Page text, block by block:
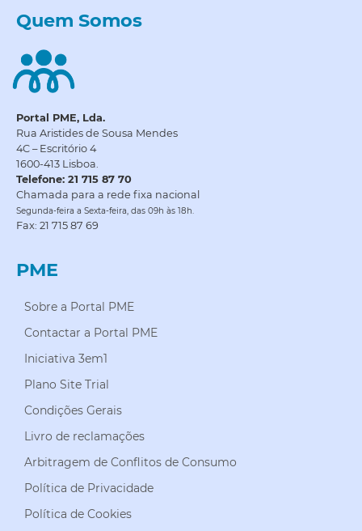
Quem Somos
Portal PME, Lda.
Rua Aristides de Sousa Mendes
4C – Escritório 4
1600-413 Lisboa.
Telefone: 21 715 87 70
Chamada para a rede fixa nacional
Segunda-feira a Sexta-feira, das 09h às 18h.
Fax: 21 715 87 69
PME
Sobre a Portal PME
Contactar a Portal PME
Iniciativa 3em1
Plano Site Trial
Condições Gerais
Livro de reclamações
Arbitragem de Conflitos de Consumo
Política de Privacidade
Política de Cookies